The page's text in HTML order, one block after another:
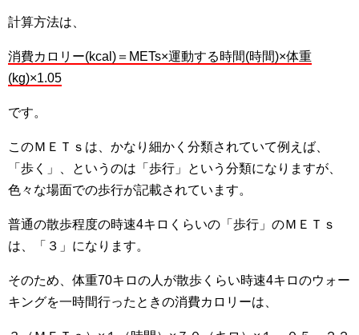
計算方法は、
消費カロリー(kcal)＝METs×運動する時間(時間)×体重
(kg)×1.05
です。
このＭＥＴｓは、かなり細かく分類されていて例えば、
「歩く」、というのは「歩行」という分類になりますが、
色々な場面での歩行が記載されています。
普通の散歩程度の時速4キロくらいの「歩行」のＭＥＴｓ
は、「３」になります。
そのため、体重70キロの人が散歩くらい時速4キロのウォー
キングを一時間行ったときの消費カロリーは、